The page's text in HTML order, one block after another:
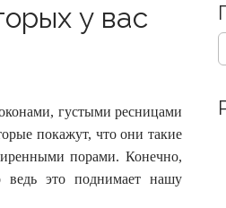
у вас
густыми ресницами
покажут, что они такие
порами. Конечно,
ведь это поднимает нашу
S
e
c